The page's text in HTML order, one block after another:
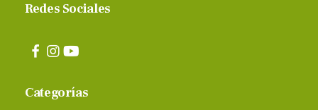
Redes Sociales
Categorías